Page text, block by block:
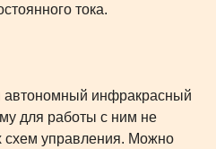
тока.
автономный инфракрасный
для работы с ним не
схем управления. Можно